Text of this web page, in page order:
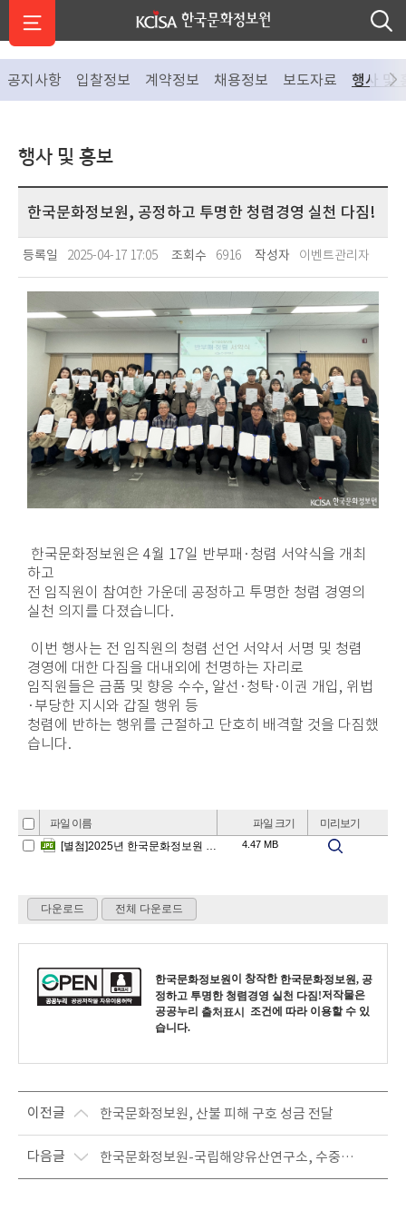
공지사항 입찰정보 계약정보 채용정보 보도자료 행사 및
행사 및 홍보
한국문화정보원, 공정하고 투명한 청렴경영 실천 다짐!
등록일 2025-04-17 17:05 조회수 6916 작성자 이벤트관리자
한국문화정보원은 4월 17일 반부패·청렴 서약식을 개최
하고
전 임직원이 참여한 가운데 공정하고 투명한 청렴 경영의
실천 의지를 다졌습니다.
이번 행사는 전 임직원의 청렴 선언 서약서 서명 및 청렴
경영에 대한 다짐을 대내외에 천명하는 자리로
임직원들은 금품 및 향응 수수, 알선·청탁·이권 개입, 위법
·부당한 지시와 갑질 행위 등
청렴에 반하는 행위를 근절하고 단호히 배격할 것을 다짐했
습니다.
한국문화정보원이 창작한 한국문화정보원, 공
정하고 투명한 청렴경영 실천 다짐!저작물은
공공누리 출처표시 조건에 따라 이용할 수 있
습니다.
이전글 한국문화정보원, 산불 피해 구호 성금 전달
다음글 한국문화정보원-국립해양유산연구소, 수중유산 기록물 고품질 디지털 전환구축 사업을 위한 업무협약(MOU) 체결!